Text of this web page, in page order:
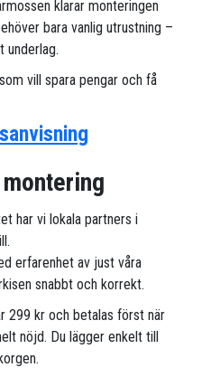
klarar monteringen
bara vanlig utrustning –
underlag.
vill spara pengar och få
har vi lokala partners i
erfarenhet av just våra
snabbt och korrekt.
299 kr och betalas först när
nöjd. Du lägger enkelt till